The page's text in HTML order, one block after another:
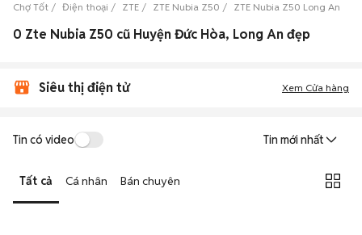
Chợ Tốt Điện thoại ZTE ZTE Nubia Z50 ZTE Nubia Z50 Long An
0 Zte Nubia Z50 cũ Huyện Đức Hòa, Long An đẹp
Siêu thị điện tử Xem Cửa hàng
Tin có video Tin mới nhất
Tất cả Cá nhân Bán chuyên